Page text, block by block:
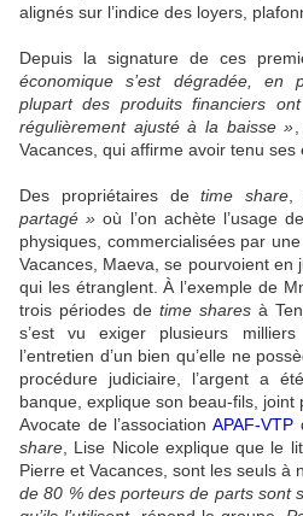
alignés sur l’indice des loyers,
Depuis la signature de ces
économique s’est dégradée, en
plupart des produits financiers
régulièrement ajusté à la baisse »
Vacances, qui affirme avoir tenu ses
Des propriétaires detime share
partagé » où l’on achète l’usage
physiques, commercialisées par
Vacances, Maeva, se pourvoient en
qui les étranglent. À l’exemple de
trois périodes de time shares à
s’est vu exiger plusieurs
l’entretien d’un bien qu’elle ne
procédure judiciaire, l’argent a
banque, explique son beau-fils, joint
Avocate de l’association APAF-VTP
share , Lise Nicole explique que le
Pierre et Vacances, sont les seuls à
de 80 % des porteurs de parts sont